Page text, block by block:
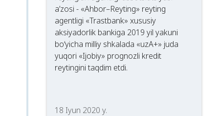
a’zosi - «Ahbor–Reyting» reyting
agentligi «Trastbank» xususiy
aksiyadorlik bankiga 2019 yil yakuni
bo‘yicha milliy shkalada «uzA+» juda
yuqori «Ijobiy» prognozli kredit
reytingini taqdim etdi.
18 Iyun 2020 y.